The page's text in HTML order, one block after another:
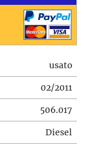
usato
02/2011
506.017
Diesel